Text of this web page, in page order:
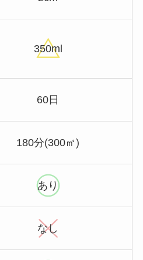
350ml
60日
180分(300㎡)
あり
なし